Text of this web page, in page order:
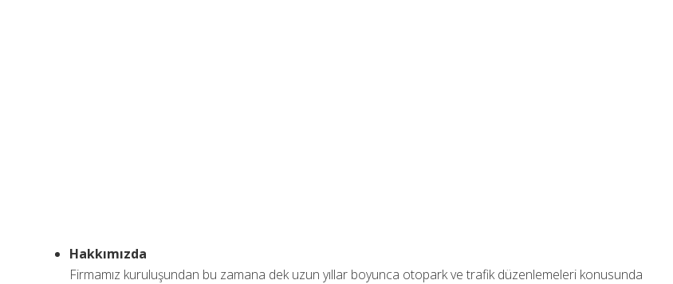
Hakkımızda
Firmamız kuruluşundan bu zamana dek uzun yıllar boyunca otopark ve trafik düzenlemeleri konusunda